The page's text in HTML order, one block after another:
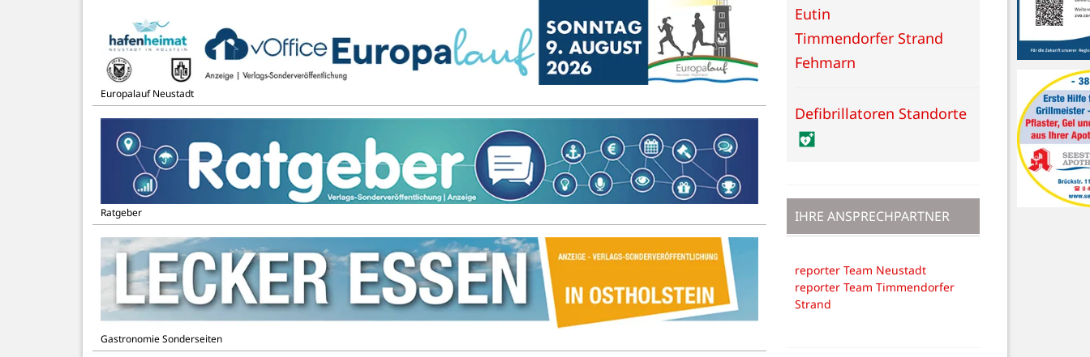
Europalauf Neustadt
Ratgeber
Gastronomie Sonderseiten
Eutin
Timmendorfer Strand
Fehmarn
Defibrillatoren Standorte
IHRE ANSPRECHPARTNER
reporter Team Neustadt
reporter Team Timmendorfer
Strand